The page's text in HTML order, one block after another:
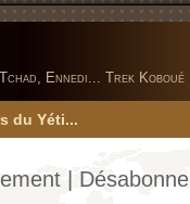
Tchad, Ennedi... Trek Koboué
du Yéti...
|